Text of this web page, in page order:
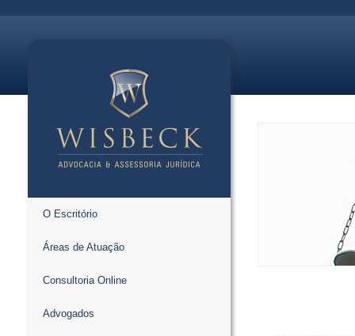
O Escritório
Áreas de Atuação
Consultoria Online
Advogados